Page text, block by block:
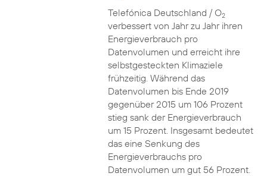
Telefónica Deutschland / O2
verbessert von Jahr zu Jahr ihren
Energieverbrauch pro
Datenvolumen und erreicht ihre
selbstgesteckten Klimaziele
frühzeitig. Während das
Datenvolumen bis Ende 2019
gegenüber 2015 um 106 Prozent
stieg sank der Energieverbrauch
um 15 Prozent. Insgesamt bedeutet
das eine Senkung des
Energieverbrauchs pro
Datenvolumen um gut 56 Prozent.